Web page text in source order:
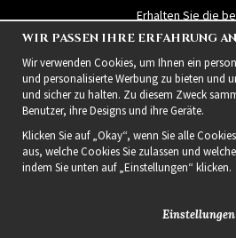
Erhalten Sie die
Angebote und
neue Produkte!
WIR PASSEN IHRE ERFAHRUNG AN
Wir verwenden Cookies, um Ihnen ein
und personalisierte Werbung zu bieten und
und sicher zu halten. Zu diesem Zweck
Benutzer, ihre Designs und ihre Geräte.
Klicken Sie auf „Okay“, wenn Sie alle
aus, welche Cookies Sie zulassen und
indem Sie unten auf „Einstellungen“ klicken.
Einstellungen